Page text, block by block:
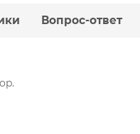
Вопрос-ответ